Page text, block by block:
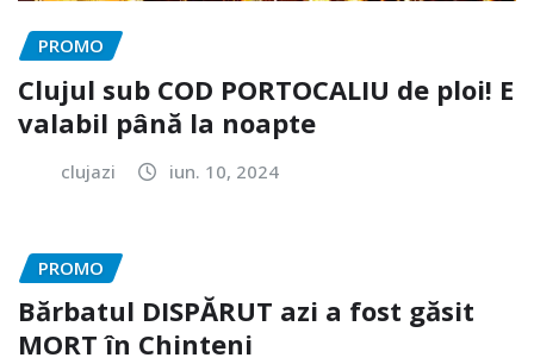
PROMO
Clujul sub COD PORTOCALIU de ploi! E
valabil până la noapte
clujazi iun. 10, 2024
PROMO
Bărbatul DISPĂRUT azi a fost găsit
MORT în Chinteni